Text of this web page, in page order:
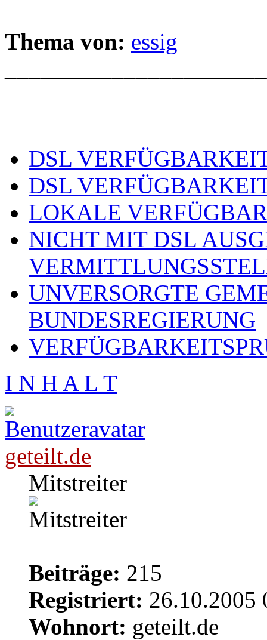
Thema von: essig
DSL
DSL
LOKALE
NICHT MIT DSL
UNVERSORGTE
BUNDESREGIERUNG
I N H A L T
geteilt.de
Mitstreiter
Beiträge: 215
Registriert: 26.10.2005
Wohnort: geteilt.de